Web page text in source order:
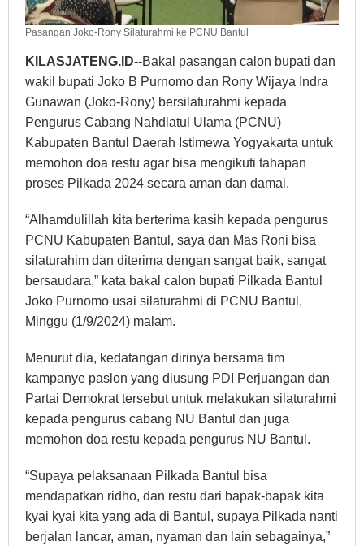
Pasangan Joko-Rony Silaturahmi ke PCNU Bantul
KILASJATENG.ID--Bakal pasangan calon bupati dan
wakil bupati Joko B Purnomo dan Rony Wijaya Indra
Gunawan (Joko-Rony) bersilaturahmi kepada
Pengurus Cabang Nahdlatul Ulama (PCNU)
Kabupaten Bantul Daerah Istimewa Yogyakarta untuk
memohon doa restu agar bisa mengikuti tahapan
proses Pilkada 2024 secara aman dan damai.
“Alhamdulillah kita berterima kasih kepada pengurus
PCNU Kabupaten Bantul, saya dan Mas Roni bisa
silaturahim dan diterima dengan sangat baik, sangat
bersaudara,” kata bakal calon bupati Pilkada Bantul
Joko Purnomo usai silaturahmi di PCNU Bantul,
Minggu (1/9/2024) malam.
Menurut dia, kedatangan dirinya bersama tim
kampanye paslon yang diusung PDI Perjuangan dan
Partai Demokrat tersebut untuk melakukan silaturahmi
kepada pengurus cabang NU Bantul dan juga
memohon doa restu kepada pengurus NU Bantul.
“Supaya pelaksanaan Pilkada Bantul bisa
mendapatkan ridho, dan restu dari bapak-bapak kita
kyai kyai kita yang ada di Bantul, supaya Pilkada nanti
berjalan lancar, aman, nyaman dan lain sebagainya,”